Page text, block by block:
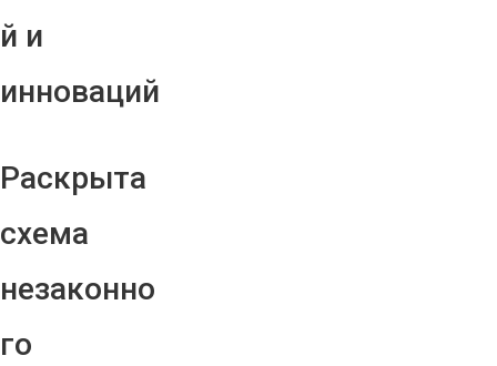
й и
инноваций
Раскрыта
схема
незаконно
го